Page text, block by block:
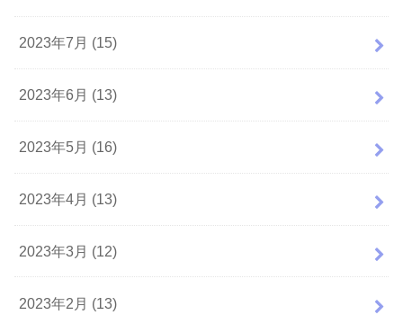
2023年7月 (15)
2023年6月 (13)
2023年5月 (16)
2023年4月 (13)
2023年3月 (12)
2023年2月 (13)